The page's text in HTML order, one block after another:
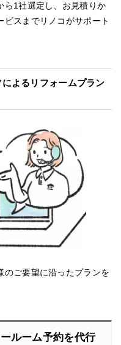
ら1社選定し、お見積りか
ビスまでリノコがサポート
によるリフォームプラン
のご要望に沿ったプランを
ルーム予約を代行